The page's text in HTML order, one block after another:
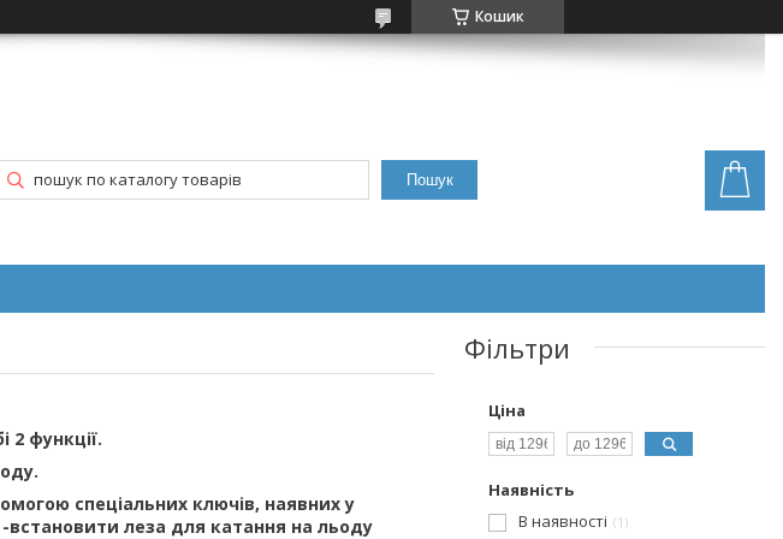
Кошик
Пошук
2 функції.
спеціальних ключів, наявних у
встановити леза для катання на льоду
Фільтри
Ціна
Наявність
В наявності
1